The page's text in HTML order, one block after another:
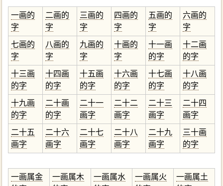
一画的
字
二画的
字
三画的
字
四画的
字
五画的
字
六画的
字
七画的
字
八画的
字
九画的
字
十画的
字
十一画
的字
十二画
的字
十三画
的字
十四画
的字
十五画
的字
十六画
的字
十七画
的字
十八画
的字
十九画
的字
二十画
的字
二十一
画字
二十二
画字
二十三
画字
二十四
画字
二十五
画字
二十六
画字
二十七
画字
二十八
画字
二十九
画字
三十画
的字
一画属金
一画属木
一画属水
一画属火
一画属土